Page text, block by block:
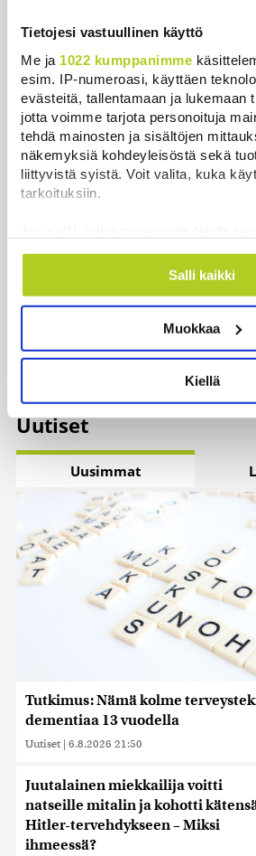
Tietojesi vastuullinen käyttö
Me ja 1022 kumppanimme
esim. IP-numeroasi, käyttäen
evästeitä, tallentamaan ja lukemaan
jotta voimme tarjota personoituja
tehdä mainosten ja sisältöjen
näkemyksiä kohdeyleisöstä sekä
liittyvistä syistä. Voit valita, kuka
tarkoituksiin.
Kerätä tietoja
mahdollisesti muutaman metrin
ominaispiirteitä aktiivisesti
Lue lisää siitä, miten henkilötietojasi
suostumustasi tai peruuttaa sen
evästeilmoituksessa.
räätälöimiseen, sosiaalisen median
jaamme sosiaalisen median,
alan kumppaneillemme tietoja siitä,
sivustoamme. Kumppanimme voivat
tietoja muihin tietoihin, joita olet
kerätty, kun olet käyttänyt heidän
saatetaan myös siirtää ulkomaille.
Salli kaikki
Muokkaa
Kiellä
Kuin kauhuelokuvasta – Oletko
kuullut Etelämantereen
Veriputouksesta?
Uutiset | 5.8.2026 23:00
Ruotsin kuningas vihkii kalatien
käyttöön Ylitorniolla
Uutiset 4.8.2026 11:02
Keskustan Siika-aho kertoo, mikä
hänestä on Ylen gallupin
uutinen – ”Kokoomus maksaa siitä
hintaa”
Uutiset
Uusimmat
Tutkimus: Nämä kolme
dementiaa 13 vuodella
Uutiset | 6.8.2026 21:50
Juutalainen miekkailija voitti
natseille mitalin ja kohotti
Hitler-tervehdykseen – Miksi
ihmeessä?